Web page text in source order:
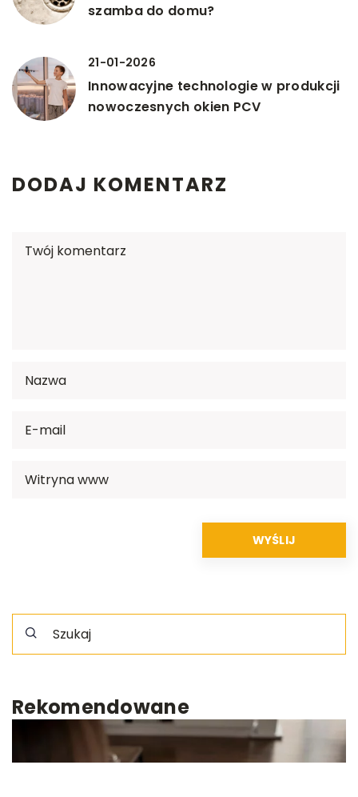
szamba do domu?
21-01-2026
Innowacyjne technologie w produkcji
nowoczesnych okien PCV
DODAJ KOMENTARZ
Rekomendowane